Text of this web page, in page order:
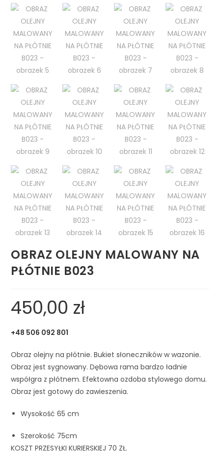
OBRAZ OLEJNY MALOWANY NA
PŁÓTNIE B023
450,00 zł
+48 506 092 801
Obraz olejny na płótnie. Bukiet słoneczników w wazonie.
Obraz jest sygnowany. Dębowa rama bardzo ładnie
współgra z płótnem. Efektowna ozdoba stylowego domu.
Obraz jest gotowy do zawieszenia.
Wysokość 65 cm
Szerokość 75cm
KOSZT PRZESYŁKI KURIERSKIEJ 70 ZŁ.